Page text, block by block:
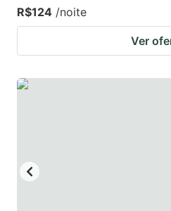
R$124 /noite
Ver